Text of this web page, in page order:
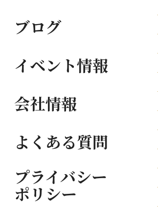
ブログ
イベント情報
会社情報
よくある質問
プライバシー
ポリシー